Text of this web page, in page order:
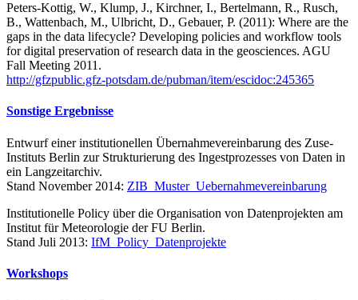
Peters-Kottig, W., Klump, J., Kirchner, I., Bertelmann, R., Rusch,
B., Wattenbach, M., Ulbricht, D., Gebauer, P. (2011): Where are the
gaps in the data lifecycle? Developing policies and workflow tools
for digital preservation of research data in the geosciences. AGU
Fall Meeting 2011.
http://gfzpublic.gfz-potsdam.de/pubman/item/escidoc:245365
Sonstige Ergebnisse
Entwurf einer institutionellen Übernahmevereinbarung des Zuse-
Instituts Berlin zur Strukturierung des Ingestprozesses von Daten in
ein Langzeitarchiv.
Stand November 2014: ZIB_Muster_Uebernahmevereinbarung
Institutionelle Policy über die Organisation von Datenprojekten am
Institut für Meteorologie der FU Berlin.
Stand Juli 2013: IfM_Policy_Datenprojekte
Workshops